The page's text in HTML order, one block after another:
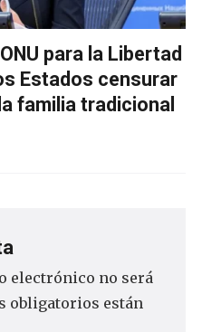
para la Libertad
Estados censurar
familia tradicional
electrónico no será
obligatorios están